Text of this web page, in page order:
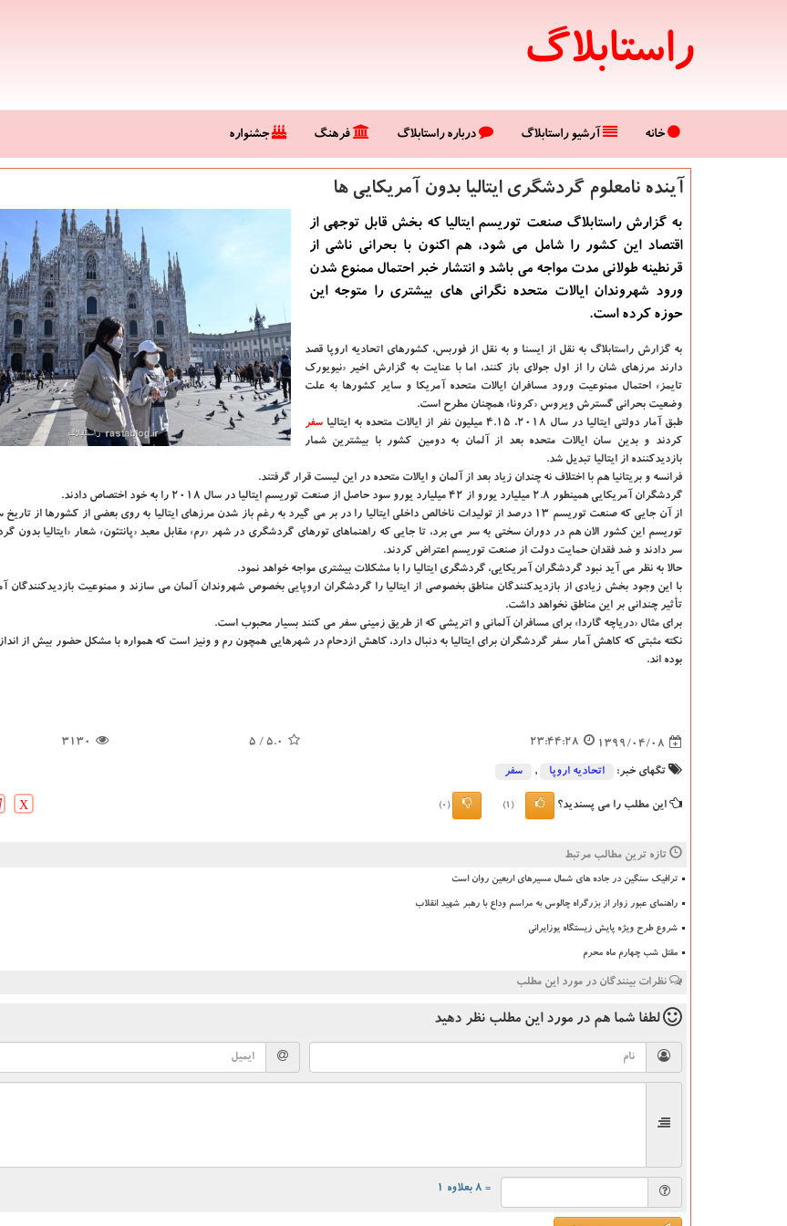
راستابلاگ
خانه آرشیو راستابلاگ درباره راستابلاگ فرهنگ جشنواره
آینده نامعلوم گردشگری ایتالیا بدون آمریكایی ها
به گزارش راستابلاگ صنعت توریسم ایتالیا كه بخش قابل توجهی از
اقتصاد این كشور را شامل می شود، هم اكنون با بحرانی ناشی از
قرنطینه طولانی مدت مواجه می باشد و انتشار خبر احتمال ممنوع شدن
ورود شهروندان ایالات متحده نگرانی های بیشتری را متوجه این
حوزه كرده است.
به گزارش راستابلاگ به نقل از ایسنا و به نقل از فوربس، کشورهای اتحادیه اروپا قصد
دارند مرزهای شان را از اول جولای باز کنند، اما با عنایت به گزارش اخیر «نیویورک
تایمز» احتمال ممنوعیت ورود مسافران ایالات متحده آمریکا و سایر کشورها به علت
وضعیت بحرانی گسترش ویروس «کرونا» همچنان مطرح است.
طبق آمار دولتی ایتالیا در سال ۲۰۱۸، ۴.۱۵ میلیون نفر از ایالات متحده به ایتالیا
سفر
کردند و بدین سان ایالات متحده بعد از آلمان به دومین کشور با بیشترین شمار
بازدیدکننده از ایتالیا تبدیل شد.
فرانسه و بریتانیا هم با اختلاف نه چندان زیاد بعد از آلمان و ایالات متحده در این لیست قرار گرفتند.
گردشگران آمریکایی همینطور ۲.۸ میلیارد یورو از ۴۲ میلیارد یورو سود حاصل از صنعت توریسم ایتالیا در سال ۲۰۱۸ را به خود اختصاص دادند.
از آن جایی که صنعت توریسم 13 درصد از تولیدات ناخالص داخلی ایتالیا را در بر می گیرد به رغم باز شدن مرزهای ایتالیا به روی بعضی از کشورها از
توریسم این کشور الان هم در دوران سختی به سر می برد، تا جایی که راهنماهای تورهای گردشگری در شهر «رم» مقابل معبد «پانتئون» شعار «ایتالیا بدون
سر دادند و ضد فقدان حمایت دولت از صنعت توریسم اعتراض کردند.
حالا به نظر می آید نبود گردشگران آمریکایی، گردشگری ایتالیا را با مشکلات بیشتری مواجه خواهد نمود.
با این وجود بخش زیادی از بازدیدکنندگان مناطق بخصوصی از ایتالیا را گردشگران اروپایی بخصوص شهروندان آلمان می سازند و ممنوعیت بازدیدکنندگان
تأثیر چندانی بر این مناطق نخواهد داشت.
برای مثال «دریاچه گاردا» برای مسافران آلمانی و اتریشی که از طریق زمینی سفر می کنند بسیار محبوب است.
نکته مثبتی که کاهش آمار سفر گردشگران برای ایتالیا به دنبال دارد، کاهش ازدحام در شهرهایی همچون رم و ونیز است که همواره با مشکل حضور بیش از
بوده اند.
1399/04/08
23:44:28
5.0
/ 5
3130
تگهای خبر: اتحادیه اروپا , سفر
این مطلب را می پسندید؟ (1)
(0)
X
تازه ترین مطالب مرتبط
ترافیک سنگین در جاده های شمال مسیرهای اربعین روان است
راهنمای عبور زوار از بزرگراه چالوس به مراسم وداع با رهبر شهید انقلاب
شروع طرح ویژه پایش زیستگاه یوزایرانی
مقتل شب چهارم ماه محرم
نظرات بینندگان در مورد این مطلب
لطفا شما هم در مورد این مطلب نظر دهید
= ۸ بعلاوه ۱